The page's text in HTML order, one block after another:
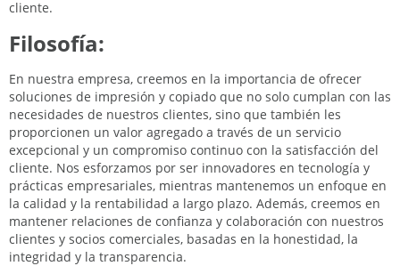
cliente.
Filosofía:
En nuestra empresa, creemos en la importancia de ofrecer
soluciones de impresión y copiado que no solo cumplan con las
necesidades de nuestros clientes, sino que también les
proporcionen un valor agregado a través de un servicio
excepcional y un compromiso continuo con la satisfacción del
cliente. Nos esforzamos por ser innovadores en tecnología y
prácticas empresariales, mientras mantenemos un enfoque en
la calidad y la rentabilidad a largo plazo. Además, creemos en
mantener relaciones de confianza y colaboración con nuestros
clientes y socios comerciales, basadas en la honestidad, la
integridad y la transparencia.